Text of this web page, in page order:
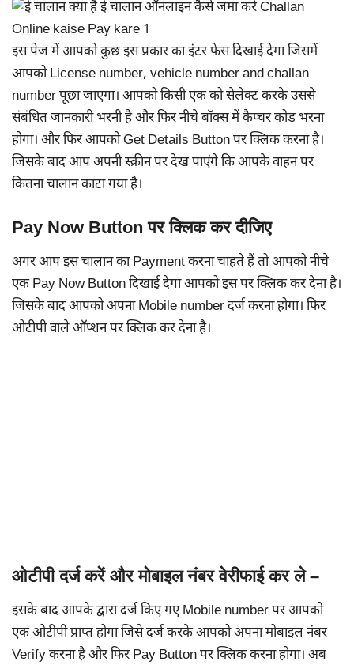
इस पेज में आपको कुछ इस प्रकार का इंटर फेस दिखाई देगा जिसमें
आपको License number, vehicle number and challan
number पूछा जाएगा। आपको किसी एक को सेलेक्ट करके उससे
संबंधित जानकारी भरनी है और फिर नीचे बॉक्स में कैप्चर कोड भरना
होगा। और फिर आपको Get Details Button पर क्लिक करना है।
जिसके बाद आप अपनी स्क्रीन पर देख पाएंगे कि आपके वाहन पर
कितना चालान काटा गया है।
Pay Now Button पर क्लिक कर दीजिए
अगर आप इस चालान का Payment करना चाहते हैं तो आपको नीचे
एक Pay Now Button दिखाई देगा आपको इस पर क्लिक कर देना है।
जिसके बाद आपको अपना Mobile number दर्ज करना होगा। फिर
ओटीपी वाले ऑप्शन पर क्लिक कर देना है।
ओटीपी दर्ज करें और मोबाइल नंबर वेरीफाई कर ले –
इसके बाद आपके द्वारा दर्ज किए गए Mobile number पर आपको
एक ओटीपी प्राप्त होगा जिसे दर्ज करके आपको अपना मोबाइल नंबर
Verify करना है और फिर Pay Button पर क्लिक करना होगा। अब